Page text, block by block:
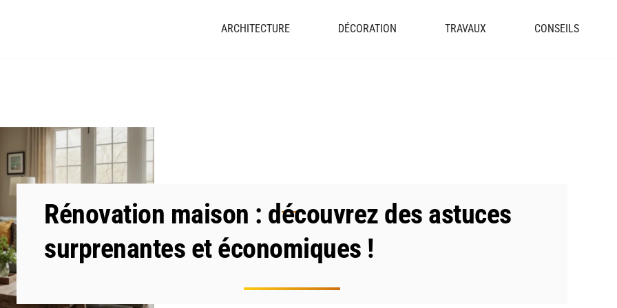
ARCHITECTURE DÉCORATION TRAVAUX CONSEILS
Rénovation maison : découvrez des astuces
surprenantes et économiques !